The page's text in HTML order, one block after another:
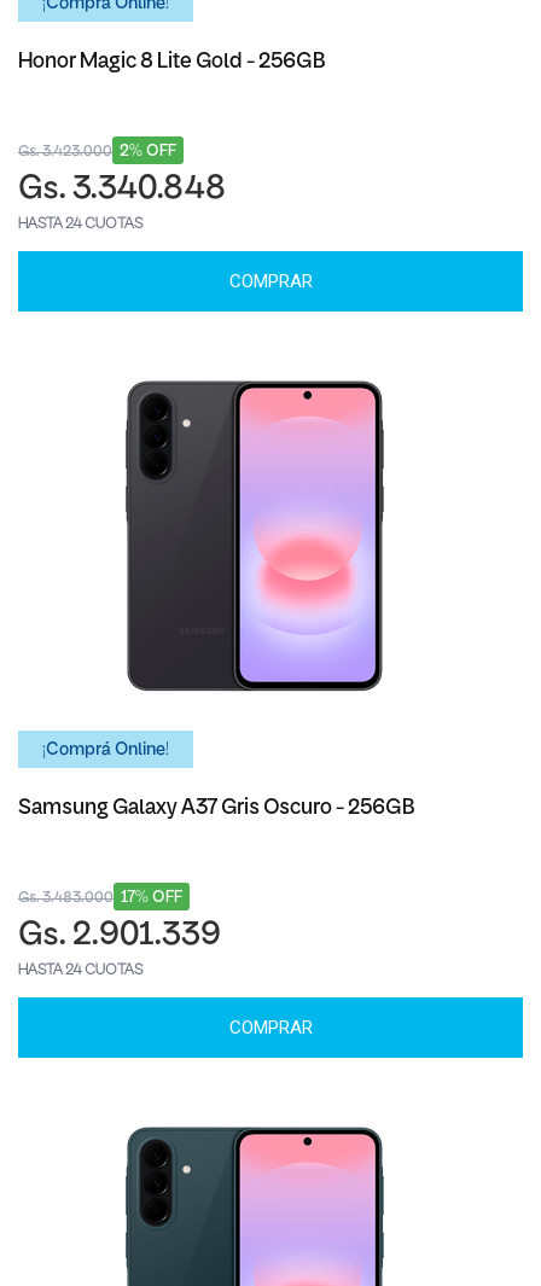
¡Comprá Online!
Honor Magic 8 Lite Gold - 256GB
2% OFF
Gs. 3.423.000
Gs. 3.340.848
HASTA 24 CUOTAS
COMPRAR
¡Comprá Online!
Samsung Galaxy A37 Gris Oscuro - 256GB
17% OFF
Gs. 3.483.000
Gs. 2.901.339
HASTA 24 CUOTAS
COMPRAR